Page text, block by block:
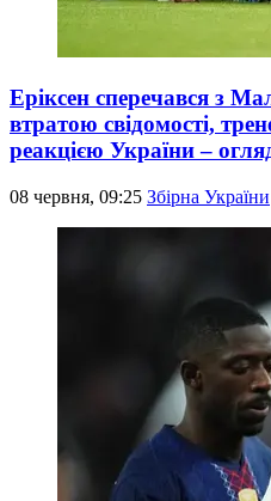
Еріксен сперечався з
втратою свідомості,
реакцією України –
08 червня, 09:25 Збірна України